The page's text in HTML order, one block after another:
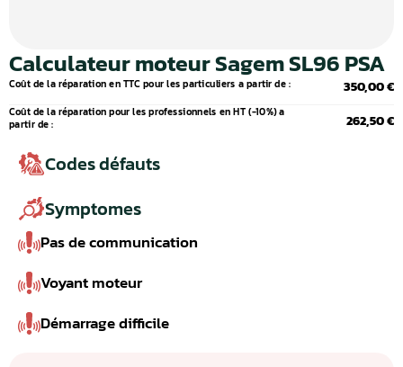
Calculateur moteur Sagem SL96 PSA
Coût de la réparation en TTC pour les particuliers a partir de : 350,00 €
Coût de la réparation pour les professionnels en HT (-10%) a
partir de :
262,50 €
Codes défauts
Symptomes
Pas de communication
Voyant moteur
Démarrage difficile